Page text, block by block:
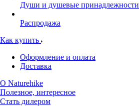
Души и душевые принадлежности
Распродажа
Как купить
Оформление и оплата
Доставка
О Naturehike
Полезное, интересное
Стать дилером